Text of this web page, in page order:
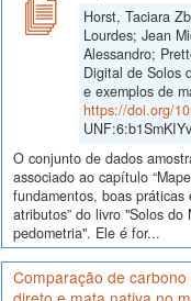
Horst, Taciara
Lourdes; Jean
Alessandro;
Digital de Solos
e exemplos de
https://doi.org/
O conjunto de dados
associado ao capítulo
fundamentos, boas
atributos” do livro "Solos
pedometria". Ele é for...
Comparação de